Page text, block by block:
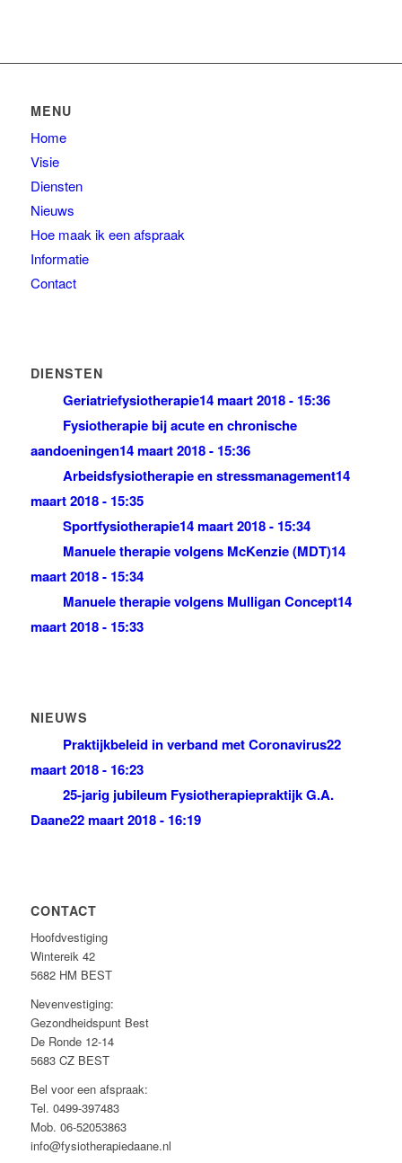
MENU
Home
Visie
Diensten
Nieuws
Hoe maak ik een afspraak
Informatie
Contact
DIENSTEN
Geriatriefysiotherapie14 maart 2018 - 15:36
Fysiotherapie bij acute en chronische
aandoeningen14 maart 2018 - 15:36
Arbeidsfysiotherapie en stressmanagement14
maart 2018 - 15:35
Sportfysiotherapie14 maart 2018 - 15:34
Manuele therapie volgens McKenzie (MDT)14
maart 2018 - 15:34
Manuele therapie volgens Mulligan Concept14
maart 2018 - 15:33
NIEUWS
Praktijkbeleid in verband met Coronavirus22
maart 2018 - 16:23
25-jarig jubileum Fysiotherapiepraktijk G.A.
Daane22 maart 2018 - 16:19
CONTACT
Hoofdvestiging
Wintereik 42
5682 HM BEST
Nevenvestiging:
Gezondheidspunt Best
De Ronde 12-14
5683 CZ BEST
Bel voor een afspraak:
Tel. 0499-397483
Mob. 06-52053863
info@fysiotherapiedaane.nl